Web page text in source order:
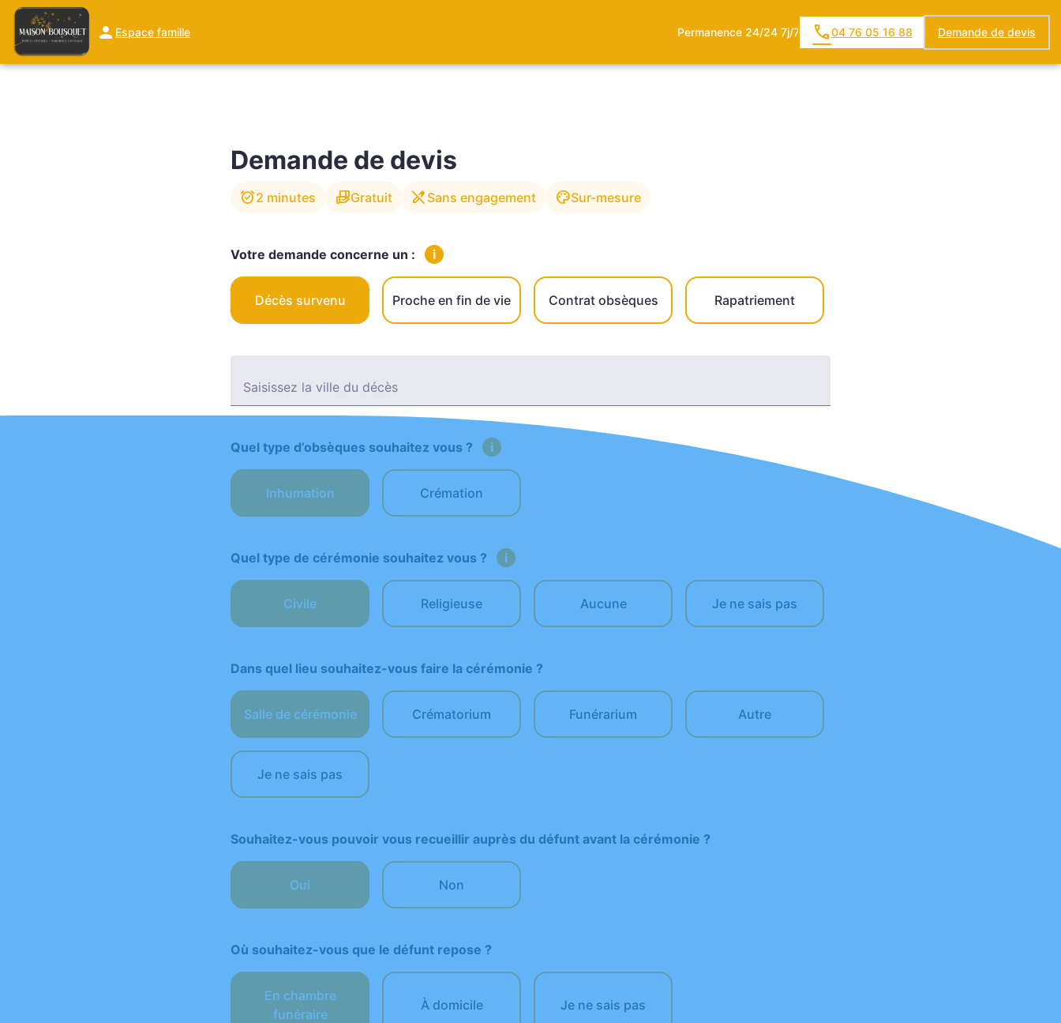
Aller
contenu
Espace famille Permanence 24/24 7j/7 04 76 05 16 88 Demande de devis
NOS SERVICES MONUMENTS FUNÉRAIRES ESPACES HOMMAGES
Demande de devis
alarm_on2 minutes hand_packageGratuit edit_off Sans engagement paletteSur-mesure
Votre demande concerne un : i
Décès survenu Proche en fin de vie Contrat obsèques Rapatriement
Saisissez la ville du décès
Quel type d’obsèques souhaitez vous ? i
Inhumation Crémation
Quel type de cérémonie souhaitez vous ? i
Civile Religieuse Aucune Je ne sais pas
Dans quel lieu souhaitez-vous faire la cérémonie ?
Salle de cérémonie Crématorium Funérarium Autre
Je ne sais pas
Souhaitez-vous pouvoir vous recueillir auprès du défunt avant la cérémonie ?
Oui Non
Où souhaitez-vous que le défunt repose ?
En chambre
funéraire
À domicile Je ne sais pas